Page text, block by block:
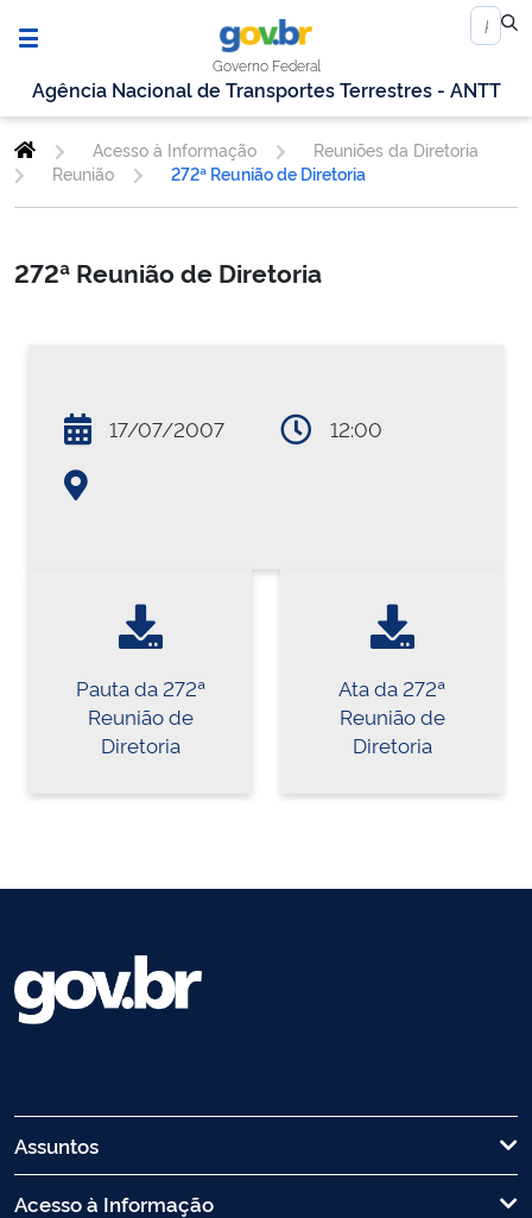
Governo Federal
Agência Nacional de Transportes Terrestres - ANTT
Acesso à Informação
Reuniões da Diretoria
Reunião
272ª Reunião de Diretoria
272ª Reunião de Diretoria
17/07/2007 12:00
Pauta da 272ª
Reunião de
Diretoria
Ata da 272ª
Reunião de
Diretoria
Assuntos
Acesso à Informação